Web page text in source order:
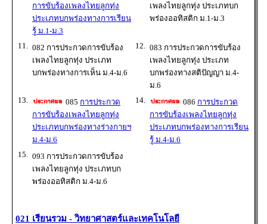
การขับร้องเพลงไทยลูกทุ่ง
ประเภทบกพร่องทางการเรียน
รู้ ม.1-ม.3
เพลงไทยลูกทุ่ง ประเภทบก
พร่องออทิสติก ม.1-ม.3
11. 082 การประกวดการขับร้อง
เพลงไทยลูกทุ่ง ประเภท
บกพร่องทางการเห็น ม.4-ม.6
12. 083 การประกวดการขับร้อง
เพลงไทยลูกทุ่ง ประเภท
บกพร่องทางสติปัญญา ม.4-
ม.6
13.
085 การประกวด
การขับร้องเพลงไทยลูกทุ่ง
ประเภทบกพร่องทางร่างกายฯ
ม.4-ม.6
14. 086 การประกวด
การขับร้องเพลงไทยลูกทุ่ง
ประเภทบกพร่องทางการเรียน
รู้ ม.4-ม.6
15. 093 การประกวดการขับร้อง
เพลงไทยลูกทุ่ง ประเภทบก
พร่องออทิสติก ม.4-ม.6
021 เรียนรวม - วิทยาศาสตร์และเทคโนโลยี